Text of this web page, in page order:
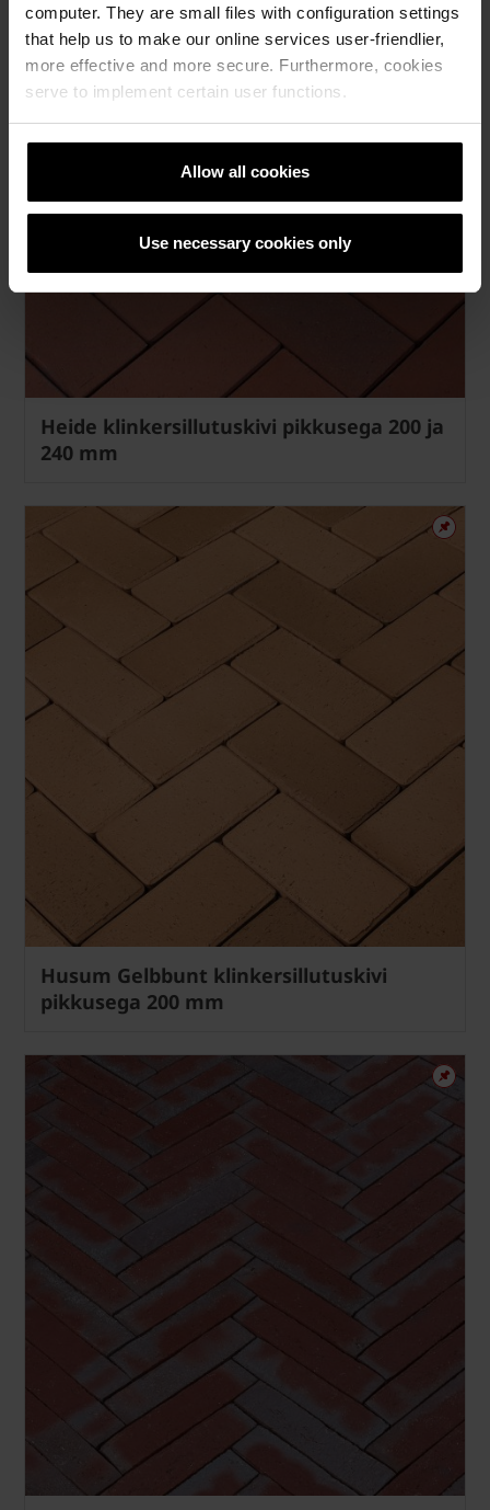
computer. They are small files with configuration settings
that help us to make our online services user-friendlier,
more effective and more secure. Furthermore, cookies
serve to implement certain user functions.
Allow all cookies
Use necessary cookies only
Heide klinkersillutuskivi pikkusega 200 ja
240 mm
Husum Gelbbunt klinkersillutuskivi
pikkusega 200 mm